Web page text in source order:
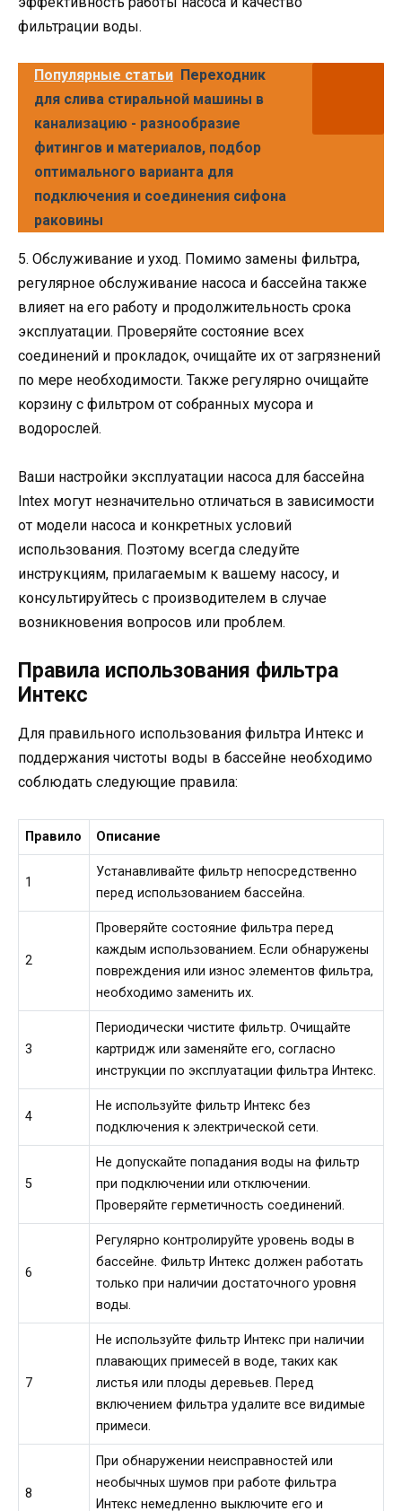
фильтрации воды.
Популярные статьи Переходник
для слива стиральной машины в
канализацию - разнообразие
фитингов и материалов, подбор
оптимального варианта для
подключения и соединения сифона
раковины
5. Обслуживание и уход. Помимо замены фильтра,
регулярное обслуживание насоса и бассейна также
влияет на его работу и продолжительность срока
эксплуатации. Проверяйте состояние всех
соединений и прокладок, очищайте их от загрязнений
по мере необходимости. Также регулярно очищайте
корзину с фильтром от собранных мусора и
водорослей.
Ваши настройки эксплуатации насоса для бассейна
Intex могут незначительно отличаться в зависимости
от модели насоса и конкретных условий
использования. Поэтому всегда следуйте
инструкциям, прилагаемым к вашему насосу, и
консультируйтесь с производителем в случае
возникновения вопросов или проблем.
Правила использования фильтра
Интекс
Для правильного использования фильтра Интекс и
поддержания чистоты воды в бассейне необходимо
соблюдать следующие правила:
Правило Описание
1
Устанавливайте фильтр непосредственно
перед использованием бассейна.
2
Проверяйте состояние фильтра перед
каждым использованием. Если обнаружены
повреждения или износ элементов фильтра,
необходимо заменить их.
3
Периодически чистите фильтр. Очищайте
картридж или заменяйте его, согласно
инструкции по эксплуатации фильтра Интекс.
4
Не используйте фильтр Интекс без
подключения к электрической сети.
5
Не допускайте попадания воды на фильтр
при подключении или отключении.
Проверяйте герметичность соединений.
6
Регулярно контролируйте уровень воды в
бассейне. Фильтр Интекс должен работать
только при наличии достаточного уровня
воды.
7
Не используйте фильтр Интекс при наличии
плавающих примесей в воде, таких как
листья или плоды деревьев. Перед
включением фильтра удалите все видимые
примеси.
8
При обнаружении неисправностей или
необычных шумов при работе фильтра
Интекс немедленно выключите его и